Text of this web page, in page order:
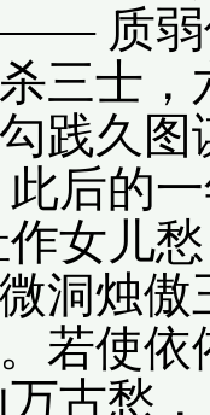
质弱
三士
践久
后的
女儿愁
洞烛
若使
古愁